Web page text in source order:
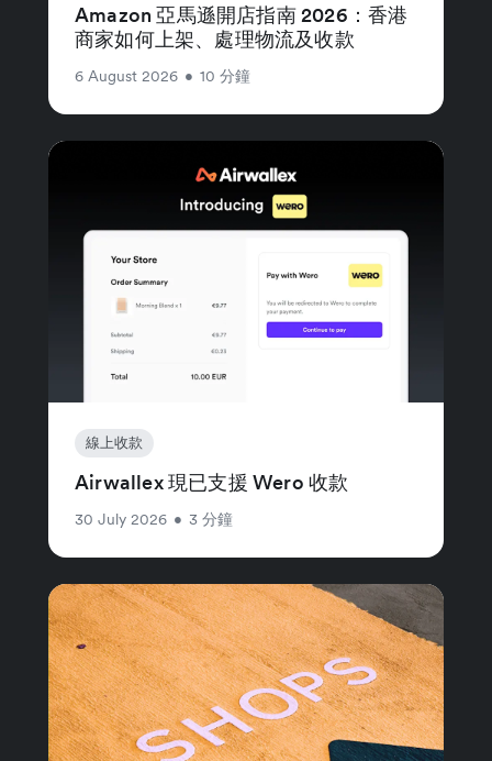
Amazon 亞馬遜開店指南 2026：香港
商家如何上架、處理物流及收款
6 August 2026 • 10 分鐘
線上收款
Airwallex 現已支援 Wero 收款
30 July 2026 • 3 分鐘